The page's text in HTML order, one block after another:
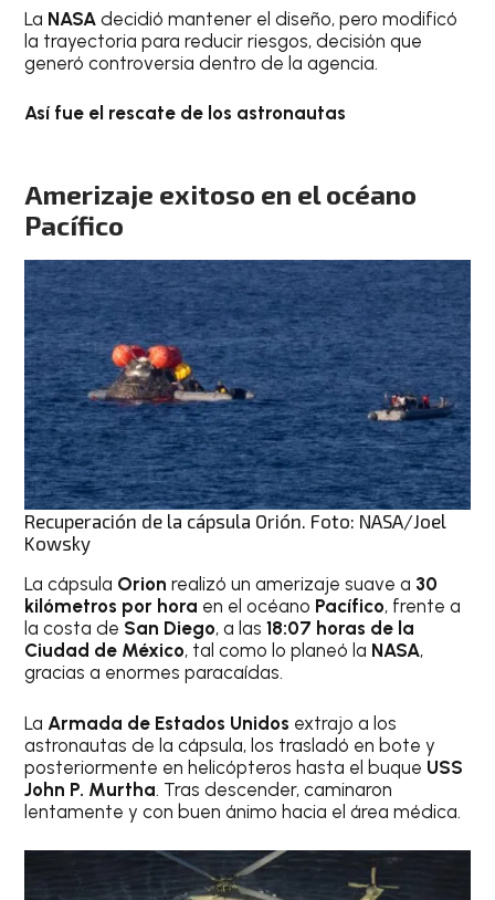
La NASA decidió mantener el diseño, pero modificó
la trayectoria para reducir riesgos, decisión que
generó controversia dentro de la agencia.
Así fue el rescate de los astronautas
Amerizaje exitoso en el océano
Pacífico
Recuperación de la cápsula Orión. Foto: NASA/Joel
Kowsky
La cápsula Orion realizó un amerizaje suave a 30
kilómetros por hora en el océano Pacífico, frente a
la costa de San Diego, a las18:07 horas de la
Ciudad de México, tal como lo planeó la NASA,
gracias a enormes paracaídas.
La Armada de Estados Unidos extrajo a los
astronautas de la cápsula, los trasladó en bote y
posteriormente en helicópteros hasta el buque USS
John P. Murtha. Tras descender, caminaron
lentamente y con buen ánimo hacia el área médica.